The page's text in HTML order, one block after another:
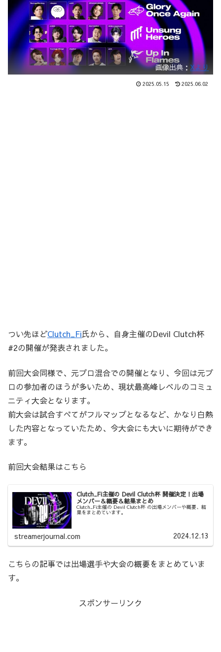
画像出典： Xより
2025.05.15 2025.06.02
つい先ほどClutch_Fi氏から、自身主催のDevil Clutch杯
#2の開催が発表されました。
前回大会同様で、元プロ混合での開催となり、今回は元プ
ロの参加者のほうが多いため、現状最高峰レベルのコミュ
ニティ大会となります。
前大会は試合すべてがフルマップとなるなど、かなり白熱
した内容となっていたため、今大会にも大いに期待ができ
ます。
前回大会結果はこちら
Clutch_Fi主催の Devil Clutch杯 開催決定！出場
メンバー＆概要＆結果まとめ
Clutch_Fi主催の Devil Clutch杯 の出場メンバーや概要、結
果をまとめています。
streamerjournal.com 2024.12.13
こちらの記事では出場選手や大会の概要をまとめていま
す。
スポンサーリンク